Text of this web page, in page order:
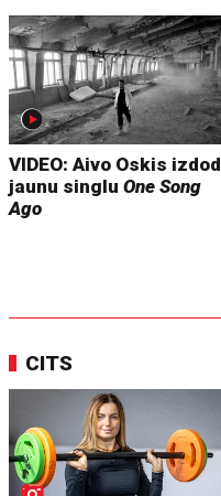
VIDEO: Aivo Oskis izdod
jaunu singluOne Song
Ago
CITS